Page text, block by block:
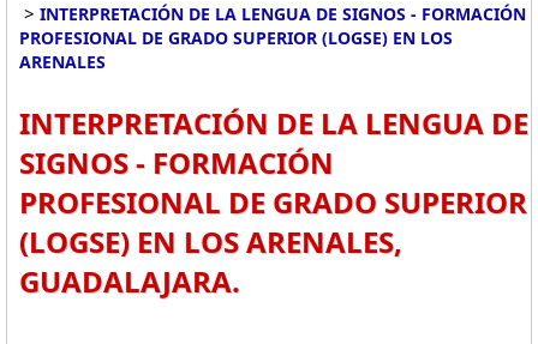
> INTERPRETACIÓN DE LA LENGUA DE SIGNOS - FORMACIÓN
PROFESIONAL DE GRADO SUPERIOR (LOGSE) EN LOS
ARENALES
INTERPRETACIÓN DE LA LENGUA DE
SIGNOS - FORMACIÓN
PROFESIONAL DE GRADO SUPERIOR
(LOGSE) EN LOS ARENALES,
GUADALAJARA.